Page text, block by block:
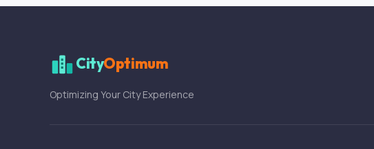
CityOptimum
Optimizing Your City Experience